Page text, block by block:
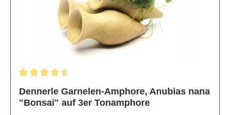
Dennerle Garnelen-Amphore, Anubias nana
"Bonsai" auf 3er Tonamphore